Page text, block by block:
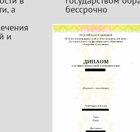
а
и
бессрочно